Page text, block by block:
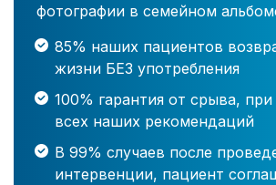
фотографии в семейном
85% наших пациентов
жизни БЕЗ употребления
100% гарантия от срыва,
всех наших рекомендаций
В 99% случаев после
интервенции, пациент